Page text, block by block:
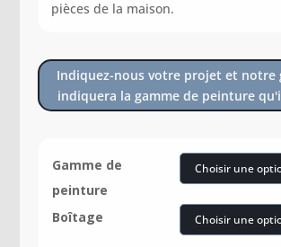
pièces de la maison.
Indiquez-nous votre projet et notre
indiquera la gamme de peinture
Gamme de
peinture
Boîtage